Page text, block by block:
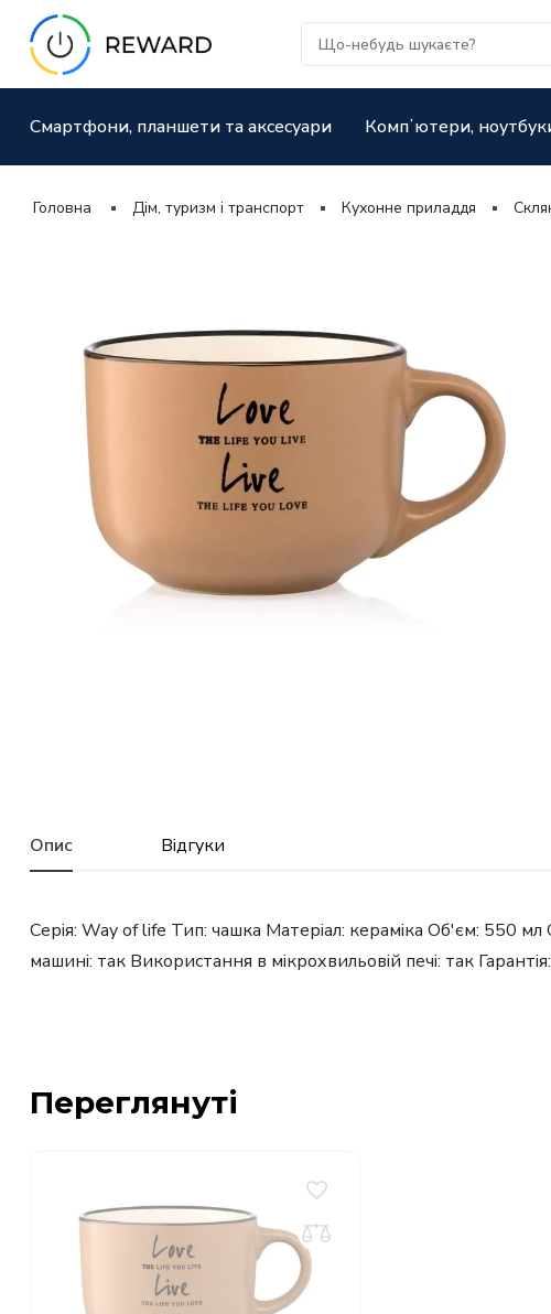
Смартфони, планшети та аксесуари Компʼютери,
Головна Дім, туризм і транспорт Кухонне приладдя
Опис Відгуки
Серія: Way of life Тип: чашка Матеріал: кераміка Об'єм: 550
машині: так Використання в мікрохвильовій печі: так
Переглянуті